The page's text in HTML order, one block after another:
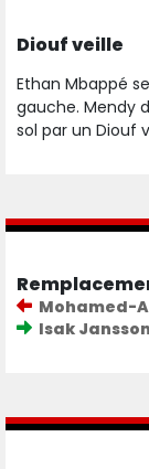
Diouf veille
Ethan Mbappé
gauche. Mendy
sol par un Diouf
Mohamed-
Isak Jansson